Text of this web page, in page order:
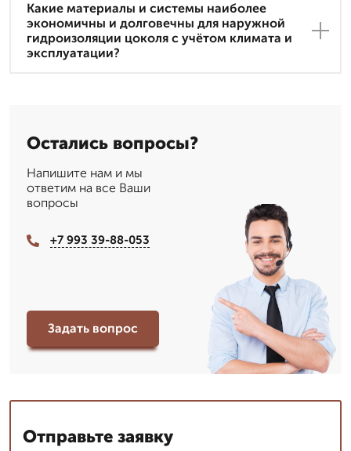
Какие материалы и системы наиболее
экономичны и долговечны для наружной
гидроизоляции цоколя с учётом климата и
эксплуатации?
Остались вопросы?
Напишите нам и мы
ответим на все Ваши
вопросы
+7 993 39-88-053
Задать вопрос
Отправьте заявку